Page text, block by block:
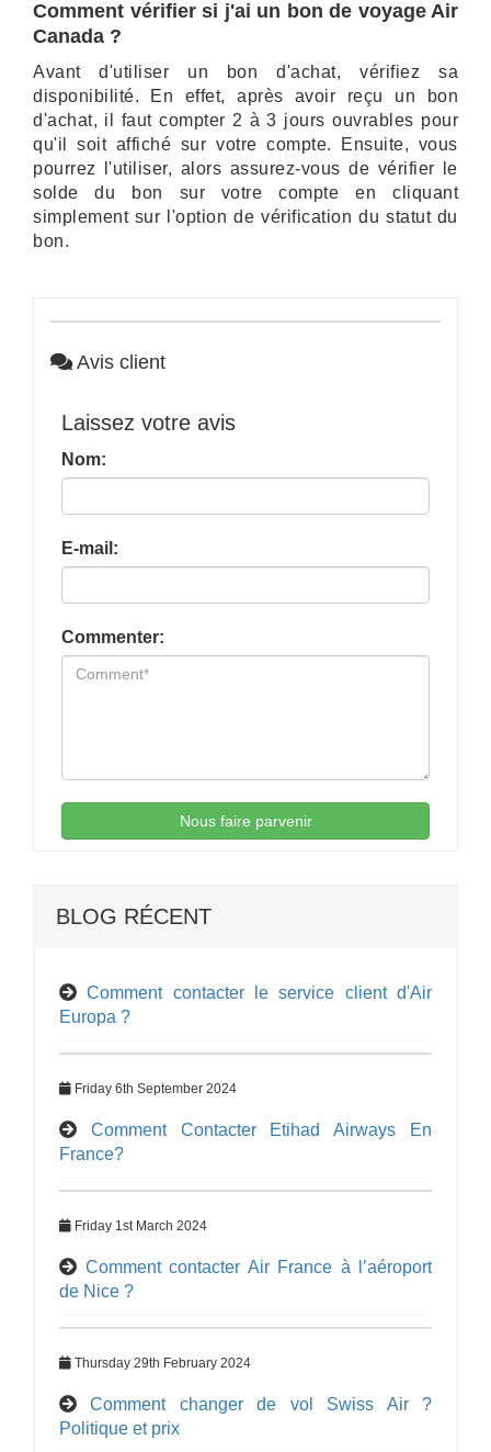
Comment vérifier si j'ai un bon de voyage Air
Canada ?
Avant d'utiliser un bon d'achat, vérifiez sa
disponibilité. En effet, après avoir reçu un bon
d'achat, il faut compter 2 à 3 jours ouvrables pour
qu'il soit affiché sur votre compte. Ensuite, vous
pourrez l'utiliser, alors assurez-vous de vérifier le
solde du bon sur votre compte en cliquant
simplement sur l'option de vérification du statut du
bon.
Avis client
Laissez votre avis
Nom:
E-mail:
Commenter:
Nous faire parvenir
BLOG RÉCENT
Comment contacter le service client d'Air
Europa ?
Friday 6th September 2024
Comment Contacter Etihad Airways En
France?
Friday 1st March 2024
Comment contacter Air France à l’aéroport
de Nice ?
Thursday 29th February 2024
Comment changer de vol Swiss Air ?
Politique et prix